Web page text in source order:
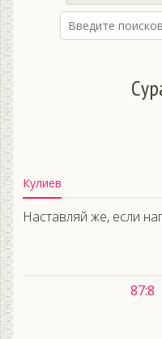
Кулиев
Наставляй же, если
87:8